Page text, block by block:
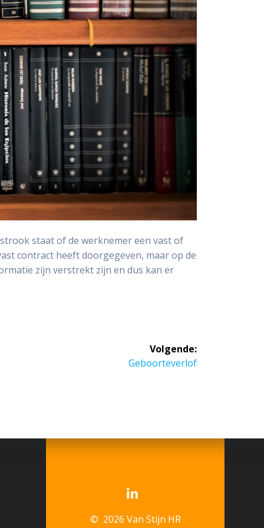
staat of de werknemer een vast of
contract heeft doorgegeven, maar op de
zijn verstrekt zijn en dus kan er
Volgende:
Volgend
Geboorteverlof
© 2026 Van Stijn HR